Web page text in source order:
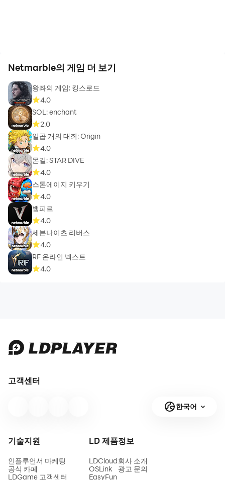
Netmarble의 게임 더 보기
왕좌의 게임: 킹스로드
4.0
SOL: enchant
2.0
일곱 개의 대죄: Origin
4.0
몬길: STAR DIVE
4.0
스톤에이지 키우기
4.0
뱀피르
4.0
세븐나이츠 리버스
4.0
RF 온라인 넥스트
4.0
고객센터
한국어
기술지원
인플루언서 마케팅
공식 카페
LDGame 고객센터
LD 제품
LDCloud
OSLink
EasyFun
정보
회사 소개
광고 문의